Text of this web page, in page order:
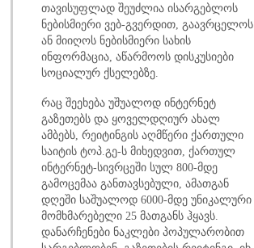
თავისუფლად შეუძლია ისარგებლოს
ნებისმიერი ვებ-გვერდით, გაავრცელოს
ან მიიღოს ნებისმიერი სახის
ინფორმაცია, აწარმოოს დისკუსიები
სოციალურ ქსელებზე.
რაც შეეხება უშუალოდ ინტერნეტ
გაზეთებს და ყოველდღიურ ახალ
ამბებს, რეიტინგის აღმწერი ქართული
საიტის ტოპ.გე-ს მიხედვით, ქართულ
ინტერნეტ-სივრცეში სულ 800-მდე
გამოცემაა განთავსებული, ამათგან
დღეში საშუალოდ 6000-მდე უნიკალური
მომხმარებელი 25 მათგანს ჰყავს.
დანარჩენები ნაკლები პოპულარობით